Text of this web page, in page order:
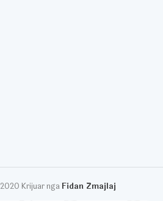
2020 Krijuar ngaFidan Zmajlaj